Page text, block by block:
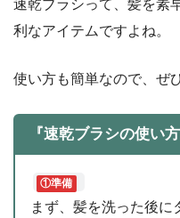
速乾ブラシって、髪を素
利なアイテムですよね。
使い方も簡単なので、ぜ
『速乾ブラシの使い方
①準備
まず、髪を洗った後に